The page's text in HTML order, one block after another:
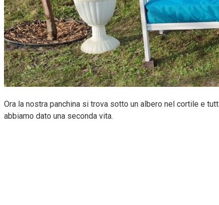
Ora la nostra panchina si trova sotto un albero nel cortile e
abbiamo dato una seconda vita.